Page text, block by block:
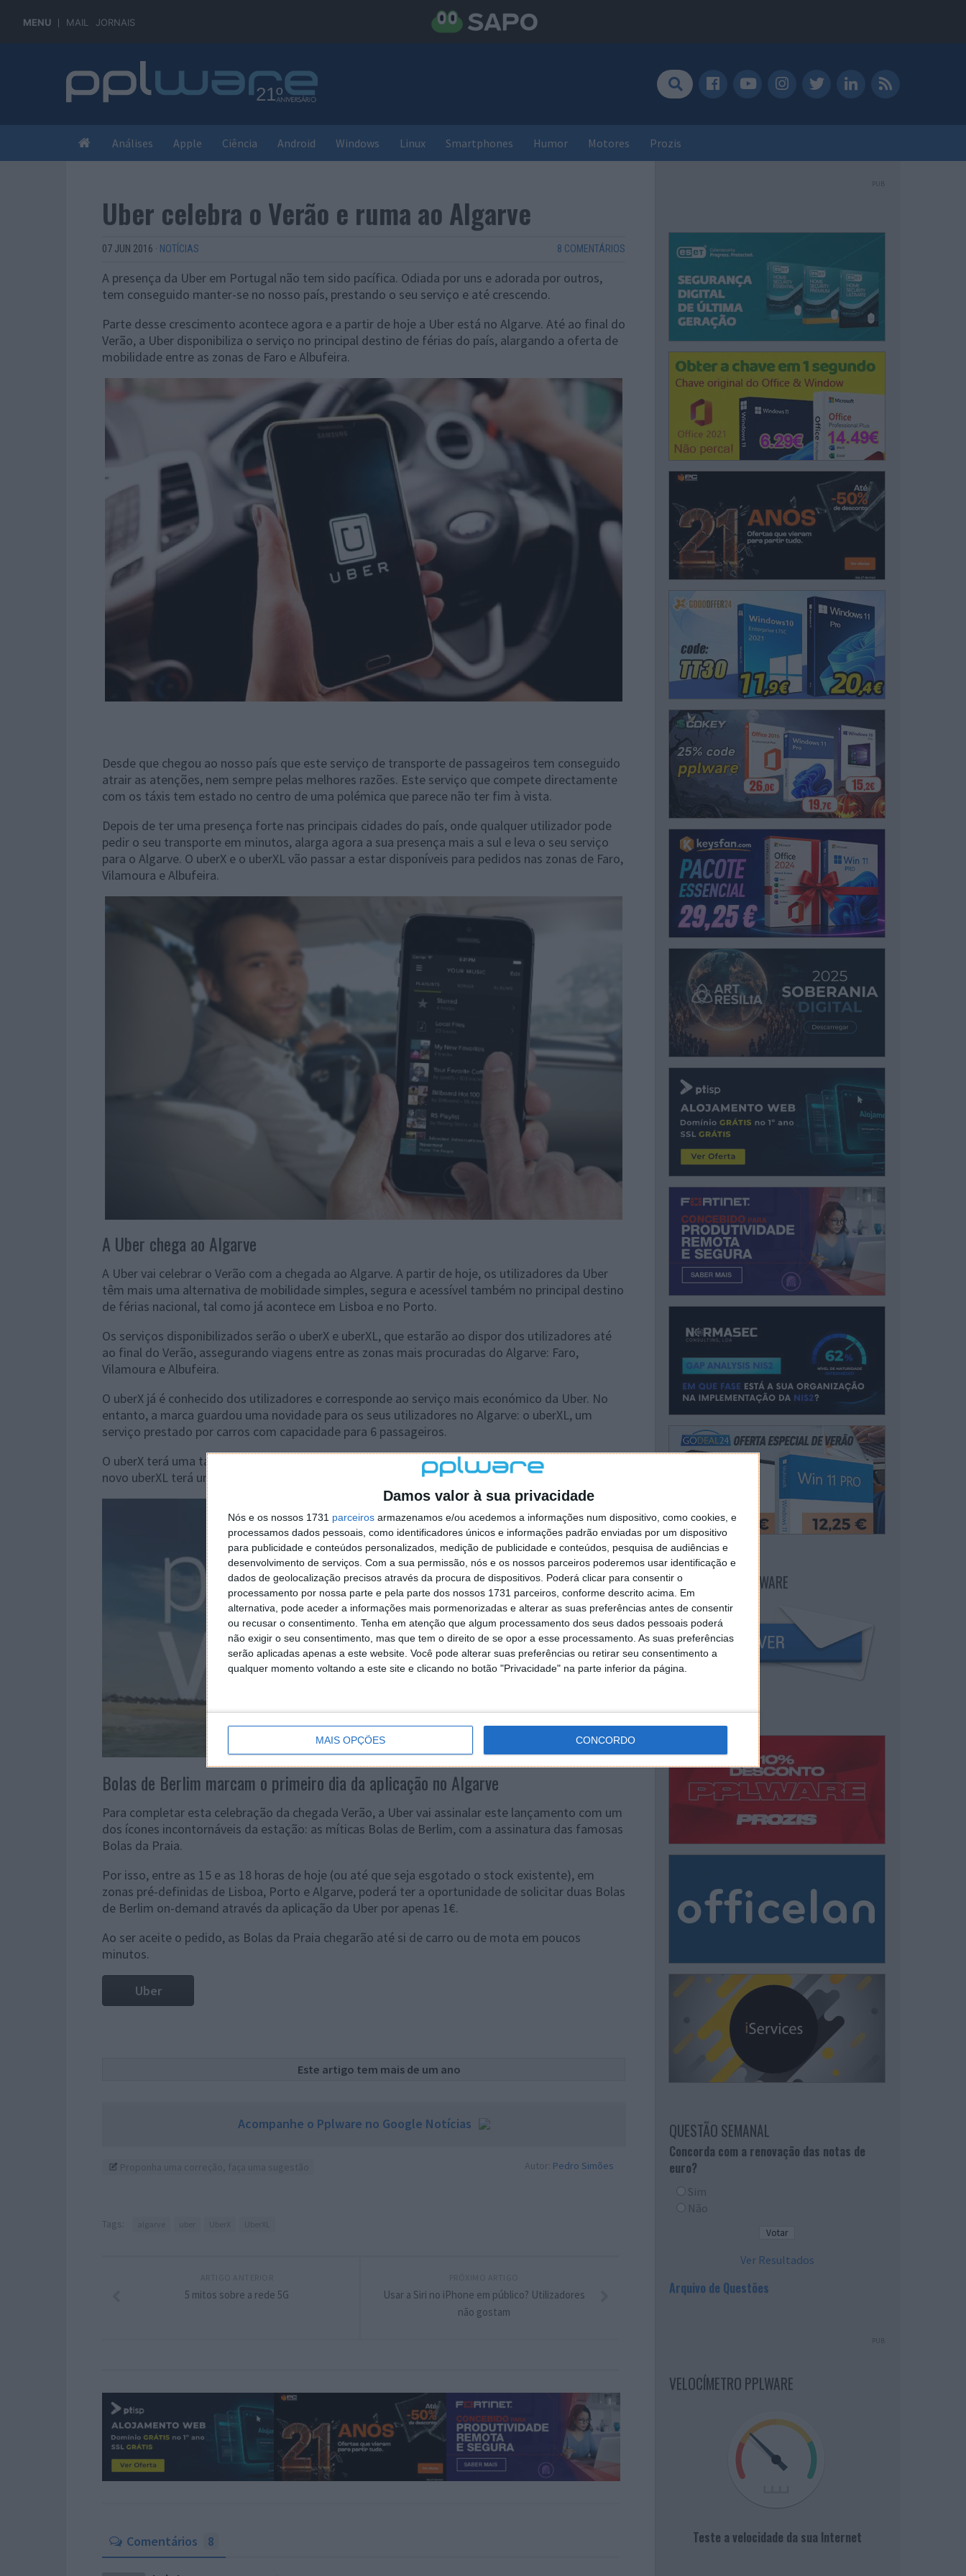
Damos valor à sua privacidade
Nós e os nossos 1731 parceiros armazenamos e/ou acedemos a informações num dispositivo, como cookies, e
processamos dados pessoais, como identificadores únicos e informações padrão enviadas por um dispositivo
para publicidade e conteúdos personalizados, medição de publicidade e conteúdos, pesquisa de audiências e
desenvolvimento de serviços. Com a sua permissão, nós e os nossos parceiros poderemos usar identificação e
dados de geolocalização precisos através da procura de dispositivos. Poderá clicar para consentir o
processamento por nossa parte e pela parte dos nossos 1731 parceiros, conforme descrito acima. Em
alternativa, pode aceder a informações mais pormenorizadas e alterar as suas preferências antes de consentir
ou recusar o consentimento. Tenha em atenção que algum processamento dos seus dados pessoais poderá
não exigir o seu consentimento, mas que tem o direito de se opor a esse processamento. As suas preferências
serão aplicadas apenas a este website. Você pode alterar suas preferências ou retirar seu consentimento a
qualquer momento voltando a este site e clicando no botão "Privacidade" na parte inferior da página.
MAIS OPÇÕES CONCORDO
MENU MAIL JORNAIS
Análises Apple Ciência Android Windows Linux Smartphones Humor Motores Prozis
Uber celebra o Verão e ruma ao Algarve
07 JUN 2016 · NOTÍCIAS 8 COMENTÁRIOS
A presença da Uber em Portugal não tem sido pacífica. Odiada por uns e adorada por outros,
tem conseguido manter-se no nosso país, prestando o seu serviço e até crescendo.
Parte desse crescimento acontece agora e a partir de hoje a Uber está no Algarve. Até ao final do
Verão, a Uber disponibiliza o serviço no principal destino de férias do país, alargando a oferta de
mobilidade entre as zonas de Faro e Albufeira.
Desde que chegou ao nosso país que este serviço de transporte de passageiros tem conseguido
atrair as atenções, nem sempre pelas melhores razões. Este serviço que compete directamente
com os táxis tem estado no centro de uma polémica que parece não ter fim à vista.
Depois de ter uma presença forte nas principais cidades do país, onde qualquer utilizador pode
pedir o seu transporte em minutos, alarga agora a sua presença mais a sul e leva o seu serviço
para o Algarve. O uberX e o uberXL vão passar a estar disponíveis para pedidos nas zonas de Faro,
Vilamoura e Albufeira.
A Uber chega ao Algarve
A Uber vai celebrar o Verão com a chegada ao Algarve. A partir de hoje, os utilizadores da Uber
têm mais uma alternativa de mobilidade simples, segura e acessível também no principal destino
de férias nacional, tal como já acontece em Lisboa e no Porto.
Os serviços disponibilizados serão o uberX e uberXL, que estarão ao dispor dos utilizadores até
ao final do Verão, assegurando viagens entre as zonas mais procuradas do Algarve: Faro,
Vilamoura e Albufeira.
O uberX já é conhecido dos utilizadores e corresponde ao serviço mais económico da Uber. No
entanto, a marca guardou uma novidade para os seus utilizadores no Algarve: o uberXL, um
serviço prestado por carros com capacidade para 6 passageiros.
O uberX terá uma tarifa base de 1 euro, a que acresce 0,1€ por minuto e 0,8€ por quilómetro. O
novo uberXL terá uma tarifa base de 1,5€, a que acresce 0,15 € por minuto e 1,2 € por quilómetro.
Bolas de Berlim marcam o primeiro dia da aplicação no Algarve
Para completar esta celebração da chegada Verão, a Uber vai assinalar este lançamento com um
dos ícones incontornáveis da estação: as míticas Bolas de Berlim, com a assinatura das famosas
Bolas da Praia.
Por isso, entre as 15 e as 18 horas de hoje (ou até que seja esgotado o stock existente), em
zonas pré-definidas de Lisboa, Porto e Algarve, poderá ter a oportunidade de solicitar duas Bolas
de Berlim on-demand através da aplicação da Uber por apenas 1€.
Ao ser aceite o pedido, as Bolas da Praia chegarão até si de carro ou de mota em poucos
minutos.
Uber
Este artigo tem mais de um ano
Acompanhe o Pplware no Google Notícias
Autor: Pedro Simões
Tags:
Usar a Siri no iPhone em público? Utilizadores
não gostam
5 mitos sobre a rede 5G
Comentários 8
PUB
NEWSLETTER PPLWARE
QUESTÃO SEMANAL
Concorda com a renovação das notas de
euro?
Sim
Não
Ver Resultados
Arquivo de Questões
PUB
VELOCÍMETRO PPLWARE
Teste a velocidade da sua Internet